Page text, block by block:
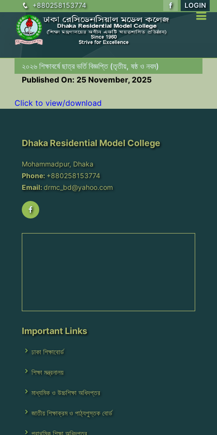
+880258153774 LOGIN
২০২৬ শিক্ষাবর্ষে ছাত্র ভর্তি বিজ্ঞপ্তি (তৃতীয়, ষষ্ঠ ও নবম)
Published On: 25 November, 2025
Click to view/download
Dhaka Residential Model College
Mohammadpur, Dhaka
Phone: +880258153774
Email: drmc_bd@yahoo.com
Important Links
ঢাকা শিক্ষাবোর্ড
শিক্ষা মন্ত্রনালয়
মাধ্যমিক ও উচ্চশিক্ষা অধিদপ্তর
জাতীয় শিক্ষাক্রম ও পাঠ্যপুস্তক বোর্ড
প্রাথমিক শিক্ষা অধিদপ্তর